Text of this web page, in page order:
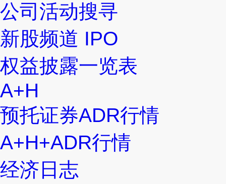
公司活动搜寻
新股频道 IPO
权益披露一览表
A+H
预托证券ADR行情
A+H+ADR行情
经济日志